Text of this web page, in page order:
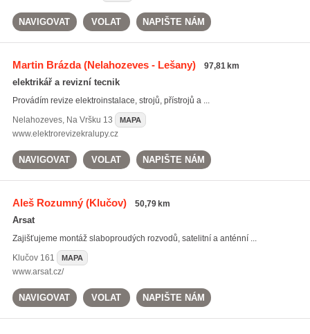
NAVIGOVAT VOLAT NAPIŠTE NÁM
Martin Brázda(Nelahozeves - Lešany) 97,81 km
elektrikář a revizní tecnik
Provádím revize elektroinstalace, strojů, přístrojů a ...
Nelahozeves, Na Vršku 13 MAPA
www.elektrorevizekralupy.cz
NAVIGOVAT VOLAT NAPIŠTE NÁM
Aleš Rozumný(Klučov) 50,79 km
Arsat
Zajišťujeme montáž slaboproudých rozvodů, satelitní a anténní ...
Klučov161 MAPA
www.arsat.cz/
NAVIGOVAT VOLAT NAPIŠTE NÁM